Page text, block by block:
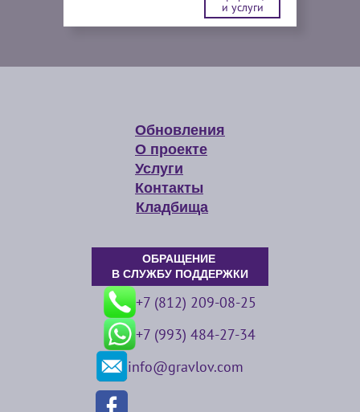
и услуги
Обновления
О проекте
Услуги
Контакты
Кладбища
ОБРАЩЕНИЕ
В СЛУЖБУ ПОДДЕРЖКИ
+7 (812) 209-08-25
+7 (993) 484-27-34
info@gravlov.com